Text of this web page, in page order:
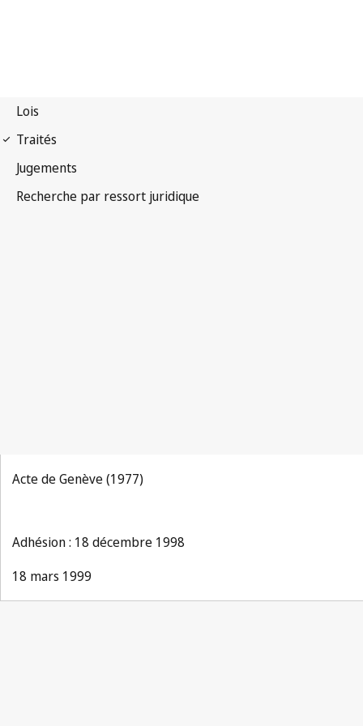
Acte de Genève (1977)
Adhésion : 18 décembre 1998
18 mars 1999